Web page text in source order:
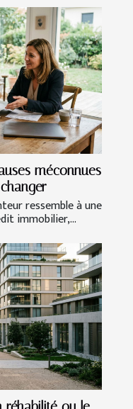
méconnues
ressemble à une
immobilier,...